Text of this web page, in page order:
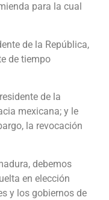
para la cual
de la República,
de tiempo
de la
mexicana; y le
la revocación
debemos
en elección
y los gobiernos de